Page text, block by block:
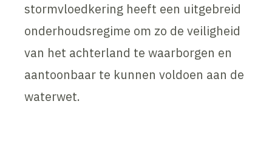
stormvloedkering heeft een uitgebreid
onderhoudsregime om zo de veiligheid
van het achterland te waarborgen en
aantoonbaar te kunnen voldoen aan de
waterwet.